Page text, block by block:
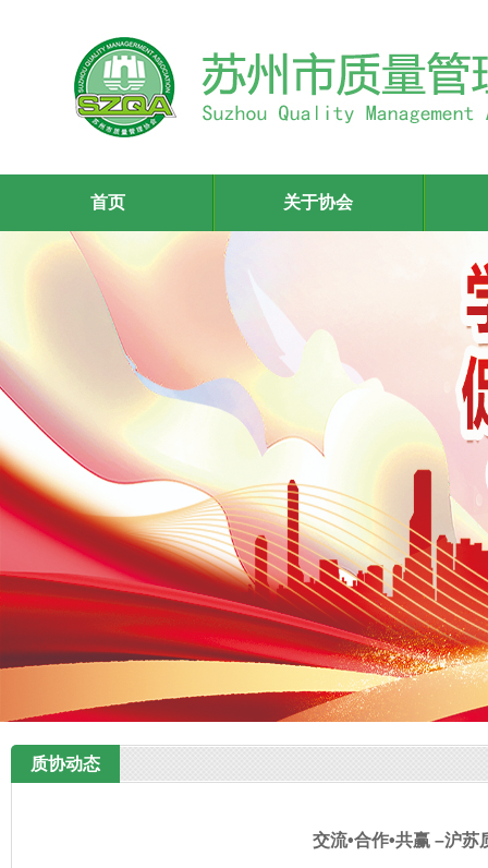
首页 关于协会
质协动态
交流•合作•共赢 –沪